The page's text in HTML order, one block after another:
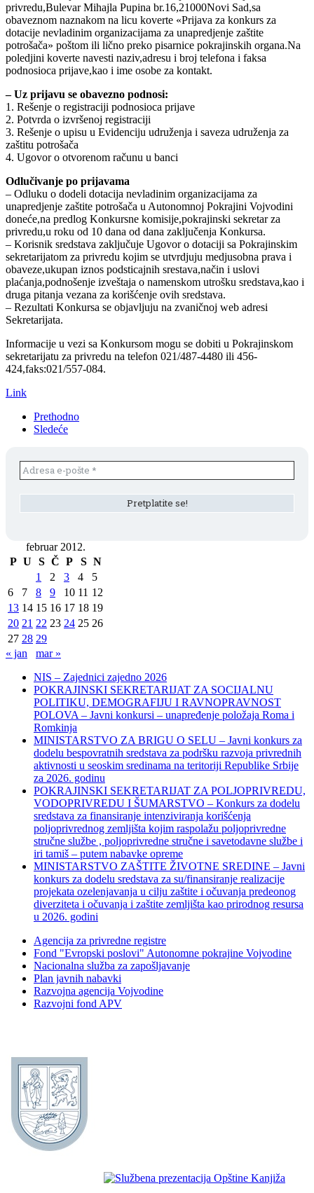
privredu,Bulevar Mihajla Pupina br.16,21000Novi Sad,sa
obaveznom naznakom na licu koverte «Prijava za konkurs za
dotacije nevladinim organizacijama za unapredjenje zaštite
potrošača» poštom ili lično preko pisarnice pokrajinskih organa.Na
poledjini koverte navesti naziv,adresu i broj telefona i faksa
podnosioca prijave,kao i ime osobe za kontakt.
– Uz prijavu se obavezno podnosi:
1. Rešenje o registraciji podnosioca prijave
2. Potvrda o izvršenoj registraciji
3. Rešenje o upisu u Evidenciju udruženja i saveza udruženja za
zaštitu potrošača
4. Ugovor o otvorenom računu u banci
Odlučivanje po prijavama
– Odluku o dodeli dotacija nevladinim organizacijama za
unapredjenje zaštite potrošača u Autonomnoj Pokrajini Vojvodini
doneće,na predlog Konkursne komisije,pokrajinski sekretar za
privredu,u roku od 10 dana od dana zaključenja Konkursa.
– Korisnik sredstava zaključuje Ugovor o dotaciji sa Pokrajinskim
sekretarijatom za privredu kojim se utvrdjuju medjusobna prava i
obaveze,ukupan iznos podsticajnih srestava,način i uslovi
plaćanja,podnošenje izveštaja o namenskom utrošku sredstava,kao i
druga pitanja vezana za korišćenje ovih sredstava.
– Rezultati Konkursa se objavljuju na zvaničnoj web adresi
Sekretarijata.
Informacije u vezi sa Konkursom mogu se dobiti u Pokrajinskom
sekretarijatu za privredu na telefon 021/487-4480 ili 456-
424,faks:021/557-084.
Link
Prethodno
Sledeće
februar 2012.
P U S Č P S N
1
2 3 4
5
6
7 8 9 10 11 12
13 14 15 16 17 18 19
20 21 22 23 24 25 26
27 28 29
« jan
mar »
NIS – Zajednici zajedno 2026
POKRAJINSKI SEKRETARIJAT ZA SOCIJALNU
POLITIKU, DEMOGRAFIJU I RAVNOPRAVNOST
POLOVA – Javni konkursi – unapređenje položaja Roma i
Romkinja
MINISTARSTVO ZA BRIGU O SELU – Javni konkurs za
dodelu bespovratnih sredstava za podršku razvoja privrednih
aktivnosti u seoskim sredinama na teritoriji Republike Srbije
za 2026. godinu
POKRAJINSKI SEKRETARIJAT ZA POLJOPRIVREDU,
VODOPRIVREDU I ŠUMARSTVO – Konkurs za dodelu
sredstava za finansiranje intenziviranja korišćenja
poljoprivrednog zemljišta kojim raspolažu poljoprivredne
stručne službe , poljoprivredne stručne i savetodavne službe i
iri tamiš ‒ putem nabavke opreme
MINISTARSTVO ZAŠTITE ŽIVOTNE SREDINE – Javni
konkurs za dodelu sredstava za su/finansiranje realizacije
projekata ozelenjavanja u cilju zaštite i očuvanja predeonog
diverziteta i očuvanja i zaštite zemljišta kao prirodnog resursa
u 2026. godini
Agencija za privredne registre
Fond "Evropski poslovi" Autonomne pokrajine Vojvodine
Nacionalna služba za zapošljavanje
Plan javnih nabavki
Razvojna agencija Vojvodine
Razvojni fond APV